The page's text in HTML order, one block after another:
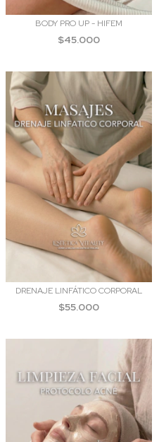
BODY PRO UP - HIFEM
$45.000
DRENAJE LINFÁTICO CORPORAL
$55.000